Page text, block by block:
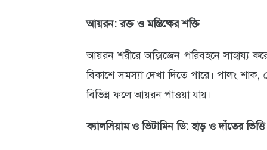
আয়রন: রক্ত ও মস্তিষ্কের শক্তি
আয়রন শরীরে অক্সিজেন পরিবহনে সাহায্য
বিকাশে সমস্যা দেখা দিতে পারে। পালং
বিভিন্ন ফলে আয়রন পাওয়া যায়।
ক্যালসিয়াম ও ভিটামিন ডি: হাড় ও দাঁতের ভিত্তি